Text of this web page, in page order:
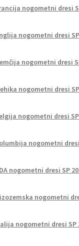
nogometni dresi
nogometni dresi
nogometni dresi
nogometni dresi
nogometni dresi
nogometni dresi
nogometni dresi SP
nogometni
nogometni dresi SP